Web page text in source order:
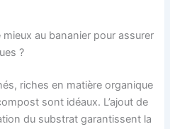
au bananier pour assurer
?
riches en matière organique
sont idéaux. L’ajout de
du substrat garantissent la